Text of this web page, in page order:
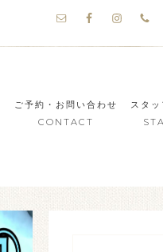
ご予約・お問い合わせ
CONTACT
スタ